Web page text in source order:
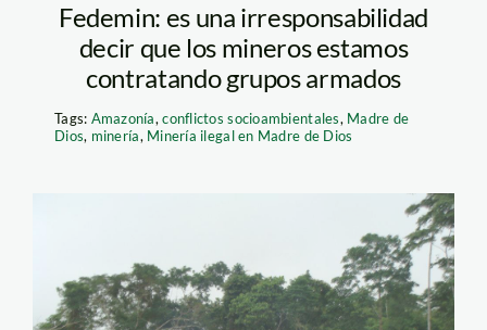
Fedemin: es una irresponsabilidad
decir que los mineros estamos
contratando grupos armados
Tags: Amazonía,conflictos socioambientales, Madre de
Dios, minería, Minería ilegal en Madre de Dios
puerto_inca_4